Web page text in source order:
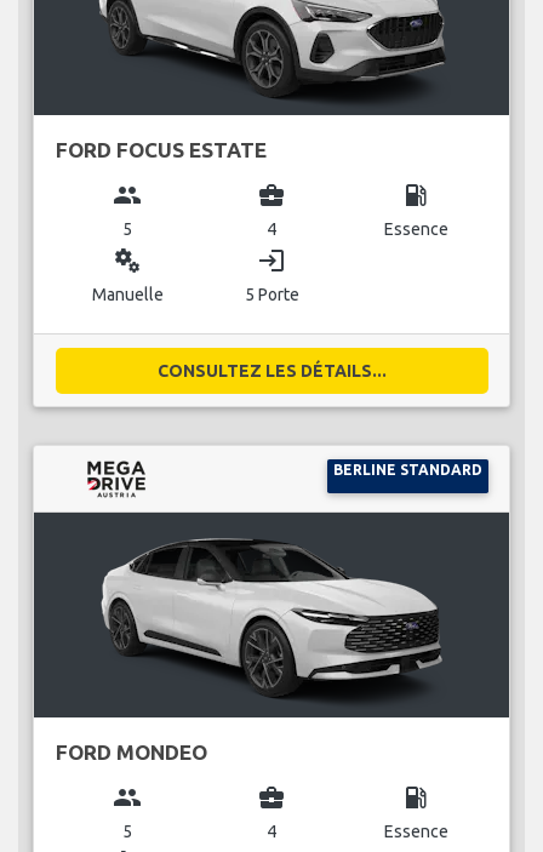
FORD FOCUS ESTATE
group
5
business_center
4
local_gas_station
Essence
miscellaneous_services
Manuelle
login
5 Porte
CONSULTEZ LES DÉTAILS...
BERLINE STANDARD
FORD MONDEO
group
5
business_center
4
local_gas_station
Essence